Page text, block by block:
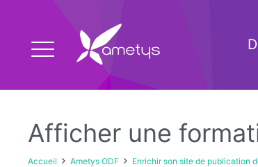
Afficher une
Accueil Ametys ODF Enrichir son site de publication